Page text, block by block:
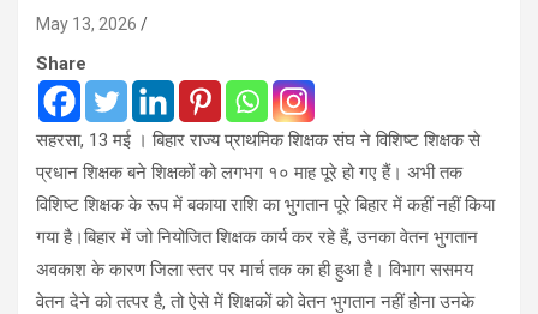
May 13, 2026
Share
सहरसा, 13 मई । बिहार राज्य प्राथमिक शिक्षक संघ ने विशिष्ट शिक्षक से
प्रधान शिक्षक बने शिक्षकों को लगभग १० माह पूरे हो गए हैं। अभी तक
विशिष्ट शिक्षक के रूप में बकाया राशि का भुगतान पूरे बिहार में कहीं नहीं किया
गया है।बिहार में जो नियोजित शिक्षक कार्य कर रहे हैं, उनका वेतन भुगतान
अवकाश के कारण जिला स्तर पर मार्च तक का ही हुआ है। विभाग ससमय
वेतन देने को तत्पर है, तो ऐसे में शिक्षकों को वेतन भुगतान नहीं होना उनके